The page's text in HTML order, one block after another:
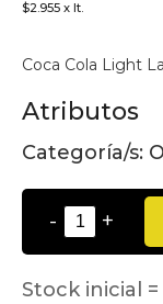
$2.955 x lt.
Coca Cola Light
Atributos
Categoría/s:
- +
Stock inicial =